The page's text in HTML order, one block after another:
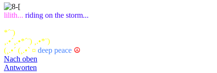
lilith... riding on the storm...
*´¨)
¸.•´¸.•*´¨) ¸.•*¨)
(¸.•´ (¸.•` ¤ deep peace ☮
Nach oben
Antworten